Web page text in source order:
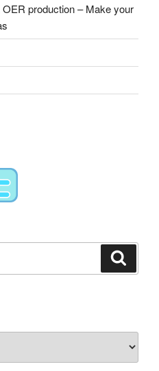
production – Make your